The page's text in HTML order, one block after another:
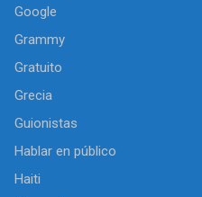
Google
Grammy
Gratuito
Grecia
Guionistas
Hablar en público
Haiti